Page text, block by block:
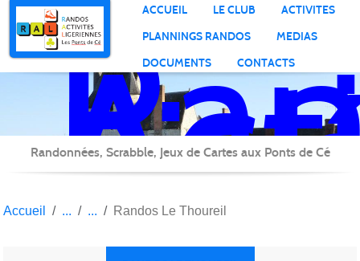
ACCUEIL LE CLUB
ACTIVITES
PLANNINGS RANDOS
MEDIAS
DOCUMENTS
CONTACTS
Randonnées, Scrabble, Jeux de Cartes aux Ponts de Cé
Accueil Randos Le Thoureil
Panneau de gestion des cookies